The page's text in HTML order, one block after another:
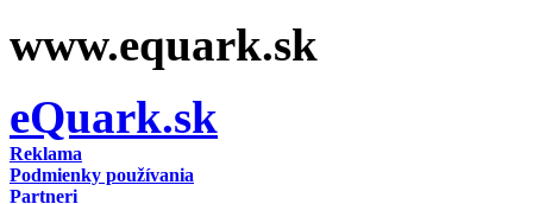
www.equark.sk
eQuark.sk
Reklama
Podmienky používania
Partneri